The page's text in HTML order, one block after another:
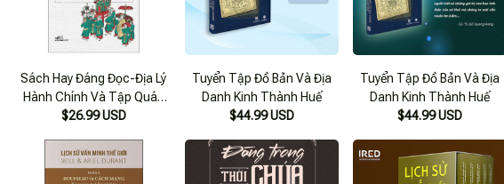
Sách Hay Đáng Đọc-Địa Lý
Hành Chính Và Tập Quán
Người Việt Cùng 2 Di Cảo
$26.99 USD
Tuyển Tập Đồ Bản Và Địa
Danh Kinh Thành Huế
$44.99 USD
Tuyển Tập Đồ Bản Và Địa
Danh Kinh Thành Huế
$44.99 USD